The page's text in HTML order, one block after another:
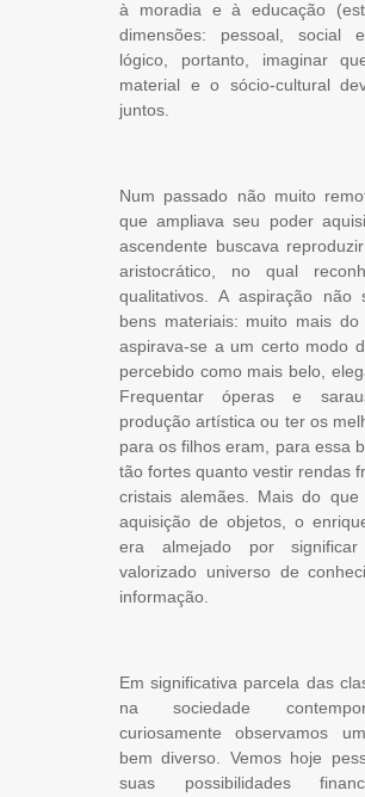
à moradia e à educação
dimensões: pessoal, social
lógico, portanto, imaginar
material e o sócio-cultural
juntos.
Num passado não muito
que ampliava seu poder
ascendente buscava
aristocrático, no qual
qualitativos. A aspiração não
bens materiais: muito mais do
aspirava-se a um certo modo
percebido como mais belo,
Frequentar óperas e
produção artística ou ter os
para os filhos eram, para essa
tão fortes quanto vestir rendas
cristais alemães. Mais do
aquisição de objetos, o
era almejado por
valorizado universo de
informação.
Em significativa parcela das
na sociedade
curiosamente observamos
bem diverso. Vemos hoje
suas possibilidades